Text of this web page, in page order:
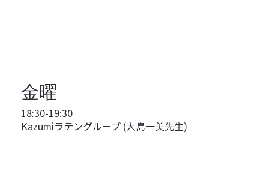
金曜
18:30-19:30
Kazumiラテングループ (大島一美先生)